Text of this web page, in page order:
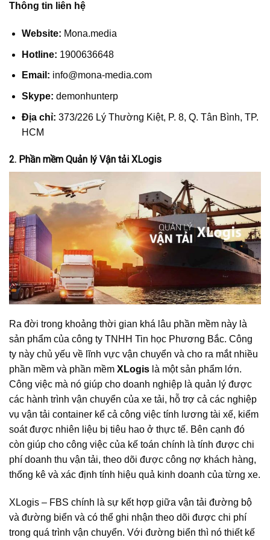
Thông tin liên hệ
Website: Mona.media
Hotline: 1900636648
Email: info@mona-media.com
Skype: demonhunterp
Địa chỉ: 373/226 Lý Thường Kiệt, P. 8, Q. Tân Bình, TP.
HCM
2. Phần mềm Quản lý Vận tải XLogis
Ra đời trong khoảng thời gian khá lâu phần mềm này là
sản phẩm của công ty TNHH Tin học Phương Bắc. Công
ty này chủ yếu về lĩnh vực vận chuyển và cho ra mắt nhiều
phần mềm và phần mềm XLogis là một sản phẩm lớn.
Công việc mà nó giúp cho doanh nghiệp là quản lý được
các hành trình vận chuyển của xe tải, hỗ trợ cả các nghiệp
vụ vận tải container kể cả công việc tính lương tài xế, kiểm
soát được nhiên liệu bị tiêu hao ở thực tế. Bên cạnh đó
còn giúp cho công việc của kế toán chính là tính được chi
phí doanh thu vận tải, theo dõi được công nợ khách hàng,
thống kê và xác định tính hiệu quả kinh doanh của từng xe.
XLogis – FBS chính là sự kết hợp giữa vận tải đường bộ
và đường biển và có thể ghi nhận theo dõi được chi phí
trong quá trình vận chuyển. Với đường biển thì nó thiết kế